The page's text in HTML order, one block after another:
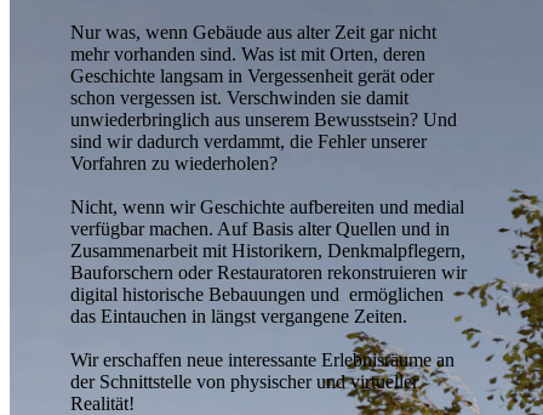
Nur was, wenn Gebäude aus alter Zeit gar nicht
mehr vorhanden sind. Was ist mit Orten, deren
Geschichte langsam in Vergessenheit gerät oder
schon vergessen ist. Verschwinden sie damit
unwiederbringlich aus unserem Bewusstsein? Und
sind wir dadurch verdammt, die Fehler unserer
Vorfahren zu wiederholen?
Nicht, wenn wir Geschichte aufbereiten und medial
verfügbar machen. Auf Basis alter Quellen und in
Zusammenarbeit mit Historikern, Denkmalpflegern,
Bauforschern oder Restauratoren rekonstruieren wir
digital historische Bebauungen und ermöglichen
das Eintauchen in längst vergangene Zeiten.
Wir erschaffen neue interessante Erlebnisräume an
der Schnittstelle von physischer und virtueller
Realität!